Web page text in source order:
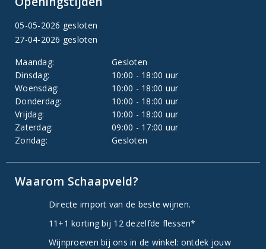
05-05-2026 gesloten
27-04-2026 gesloten
Maandag:
Gesloten
Dinsdag:
10:00 - 18:00 uur
Woensdag:
10:00 - 18:00 uur
Donderdag:
10:00 - 18:00 uur
Vrijdag:
10:00 - 18:00 uur
Zaterdag:
09:00 - 17:00 uur
Zondag:
Gesloten
Waarom Schaapveld?
Directe import van de beste wijnen.
11+1 korting bij 12 dezelfde flessen*
Wijnproeven bij ons in de winkel: ontdek jouw